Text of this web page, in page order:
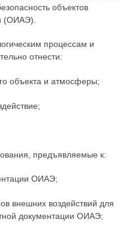
объектов
(ОИАЭ).
процессам и
отнести:
объекта и атмосферы;
предъявляемые к:
ОИАЭ;
внешних воздействий для
документации ОИАЭ;